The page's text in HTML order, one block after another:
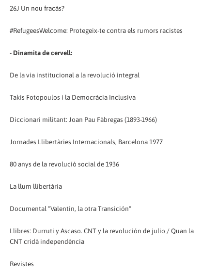
26J Un nou fracàs?
#RefugeesWelcome: Protegeix-te contra els rumors racistes
- Dinamita de cervell:
De la via institucional a la revolució integral
Takis Fotopoulos i la Democràcia Inclusiva
Diccionari militant: Joan Pau Fàbregas (1893-1966)
Jornades Llibertàries Internacionals, Barcelona 1977
80 anys de la revolució social de 1936
La llum llibertària
Documental "Valentín, la otra Transición"
Llibres: Durruti y Ascaso. CNT y la revolución de julio / Quan la
CNT cridà independència
Revistes